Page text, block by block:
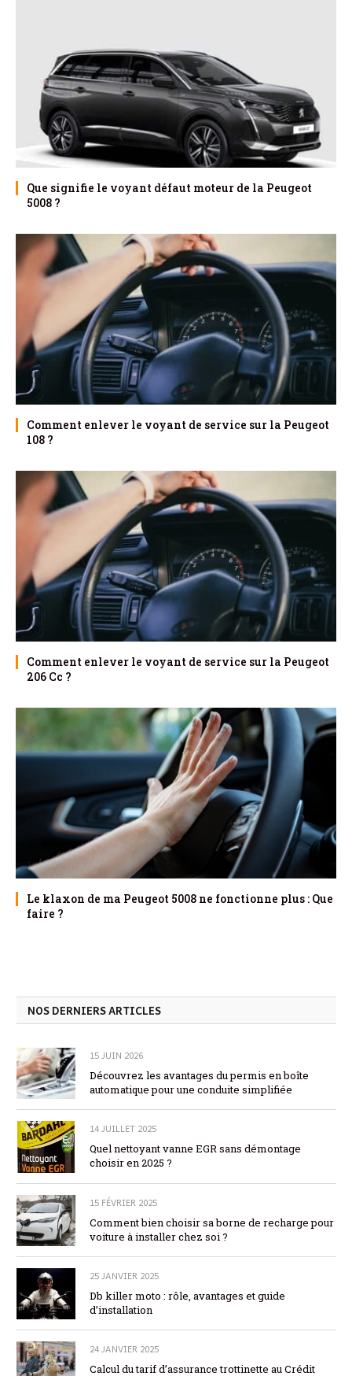
Que signifie le voyant défaut moteur de la Peugeot
5008 ?
Comment enlever le voyant de service sur la Peugeot
108 ?
Comment enlever le voyant de service sur la Peugeot
206 Cc ?
Le klaxon de ma Peugeot 5008 ne fonctionne plus : Que
faire ?
NOS DERNIERS ARTICLES
15 JUIN 2026
Découvrez les avantages du permis en boîte
automatique pour une conduite simplifiée
14 JUILLET 2025
Quel nettoyant vanne EGR sans démontage
choisir en 2025 ?
15 FÉVRIER 2025
Comment bien choisir sa borne de recharge pour
voiture à installer chez soi ?
25 JANVIER 2025
Db killer moto : rôle, avantages et guide
d’installation
24 JANVIER 2025
Calcul du tarif d’assurance trottinette au Crédit